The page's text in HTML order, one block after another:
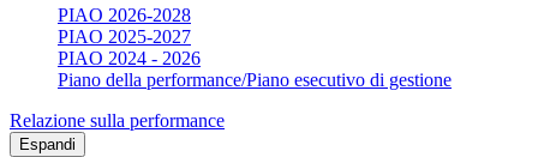
PIAO 2026-2028
PIAO 2025-2027
PIAO 2024 - 2026
Piano della performance/Piano esecutivo di gestione
Relazione sulla performance
Espandi